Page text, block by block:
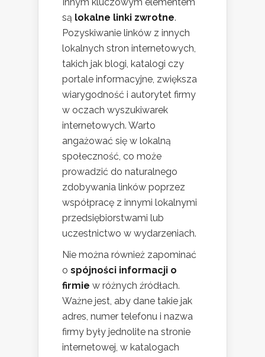
są lokalne linki zwrotne.
Pozyskiwanie linków z innych
lokalnych stron internetowych,
takich jak blogi, katalogi czy
portale informacyjne, zwiększa
wiarygodność i autorytet firmy
w oczach wyszukiwarek
internetowych. Warto
angażować się w lokalną
społeczność, co może
prowadzić do naturalnego
zdobywania linków poprzez
współpracę z innymi lokalnymi
przedsiębiorstwami lub
uczestnictwo w wydarzeniach.
Nie można również zapominać
o spójności informacji o
firmie w różnych źródłach.
Ważne jest, aby dane takie jak
adres, numer telefonu i nazwa
firmy były jednolite na stronie
internetowej, w katalogach